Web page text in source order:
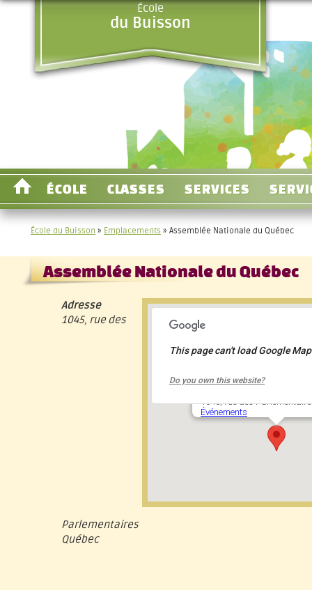
École
du Buisson
ÉCOLE CLASSES SERVICES
École du Buisson » Emplacements » Assemblée Nationale du Québec
Assemblée Nationale du Québec
1045, rue des
Événements
This page can't load Google
Do you own this website?
Adresse
1045, rue des
Parlementaires
Québec